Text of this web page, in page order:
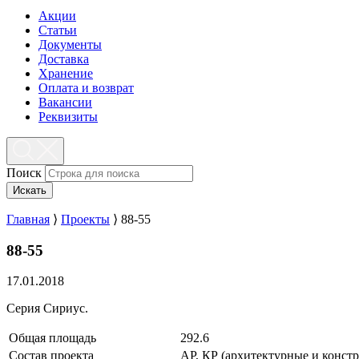
Акции
Статьи
Документы
Доставка
Хранение
Оплата и возврат
Вакансии
Реквизиты
Поиск
Искать
Главная ⟩ Проекты ⟩ 88-55
88-55
17.01.2018
Серия Сириус.
Общая площадь
292.6
Состав проекта
АР, КР (архитектурные и